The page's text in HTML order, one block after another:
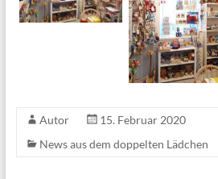
Autor
15. Februar 2020
News aus dem doppelten Lädchen